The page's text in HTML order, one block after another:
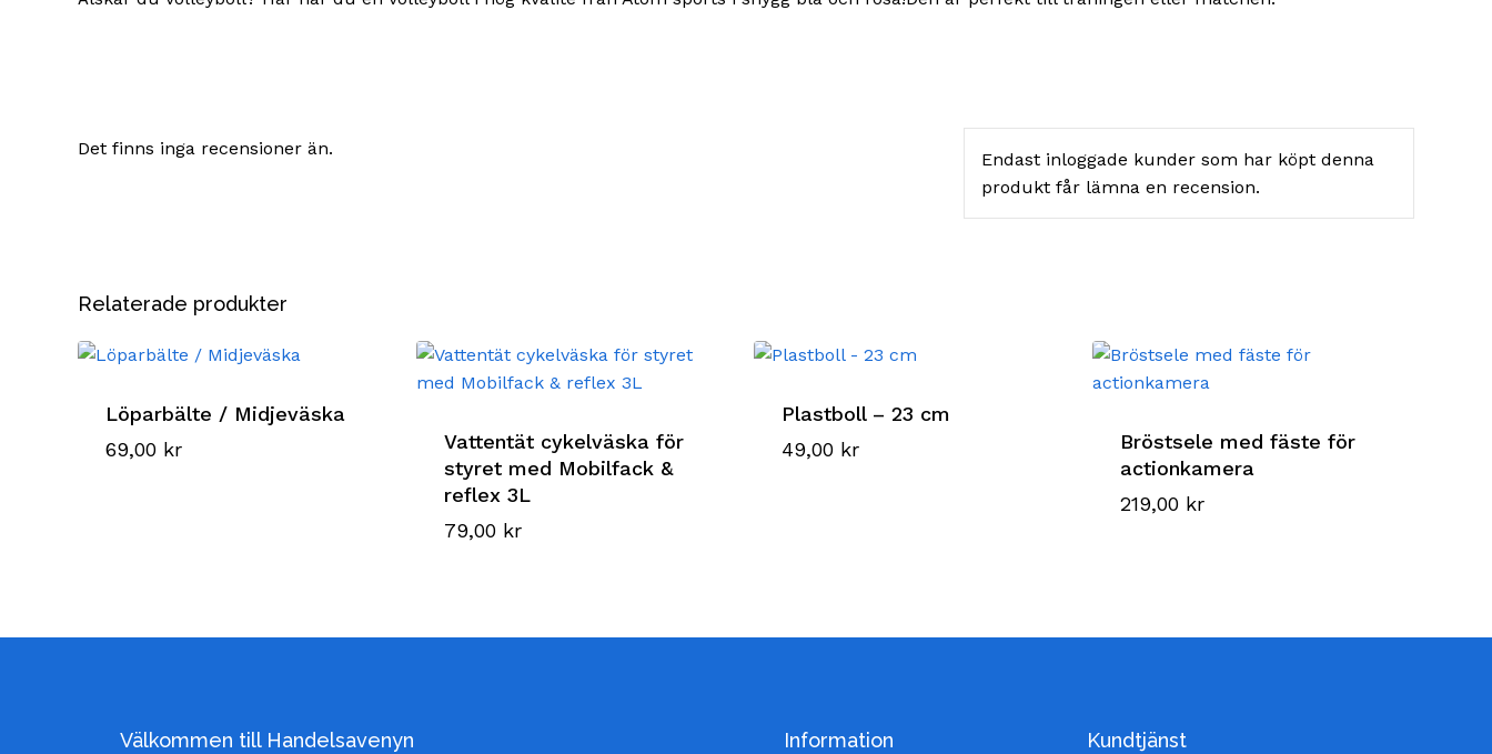
Det finns inga recensioner än.
Endast inloggade kunder som har köpt denna
produkt får lämna en recension.
Relaterade produkter
Löparbälte / Midjeväska
69,00 kr
Vattentät cykelväska för
styret med Mobilfack &
reflex 3L
79,00 kr
Plastboll – 23 cm
49,00 kr
Bröstsele med fäste för
actionkamera
219,00 kr
Välkommen till Handelsavenyn Information Kundtjänst